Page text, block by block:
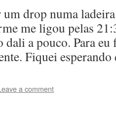
drop numa
me ligou pelas
dali a pouco. Para
Fiquei
a comment